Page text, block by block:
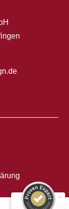
GmbH
ProvenExpert.com
49